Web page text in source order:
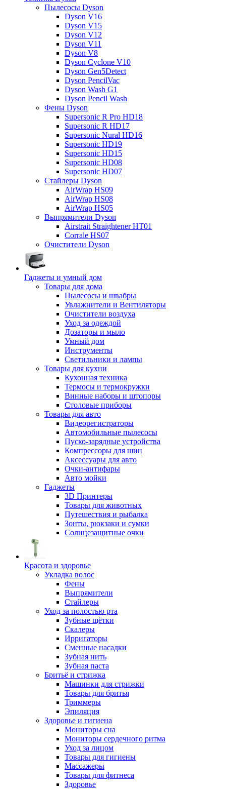
Пылесосы Dyson
Dyson V16
Dyson V15
Dyson V12
Dyson V11
Dyson V8
Dyson Cyclone V10
Dyson Gen5Detect
Dyson PencilVac
Dyson Wash G1
Dyson Pencil Wash
Фены Dyson
Supersonic R Pro HD18
Supersonic R HD17
Supersonic Nural HD16
Supersonic HD19
Supersonic HD15
Supersonic HD08
Supersonic HD07
Стайлеры Dyson
AirWrap HS09
AirWrap HS08
AirWrap HS05
Выпрямители Dyson
Airstrait Straightener HT01
Corrale HS07
Очистители Dyson
Гаджеты и умный дом
Товары для дома
Пылесосы и швабры
Увлажнители и Вентиляторы
Очистители воздуха
Уход за одеждой
Дозаторы и мыло
Умный дом
Инструменты
Светильники и лампы
Товары для кухни
Кухонная техника
Термосы и термокружки
Винные наборы и штопоры
Столовые приборы
Товары для авто
Видеорегистраторы
Автомобильные пылесосы
Пуско-зарядные устройства
Компрессоры для шин
Аксессуары для авто
Очки-антифары
Авто мойки
Гаджеты
3D Принтеры
Товары для животных
Путешествия и рыбалка
Зонты, рюкзаки и сумки
Солнцезащитные очки
Красота и здоровье
Укладка волос
Фены
Выпрямители
Стайлеры
Уход за полостью рта
Зубные щётки
Скалеры
Ирригаторы
Сменные насадки
Зубная нить
Зубная паста
Бритьё и стрижка
Машинки для стрижки
Товары для бритья
Триммеры
Эпиляция
Здоровье и гигиена
Мониторы сна
Мониторы сердечного ритма
Уход за лицом
Товары для гигиены
Массажеры
Товары для фитнеса
Здоровье